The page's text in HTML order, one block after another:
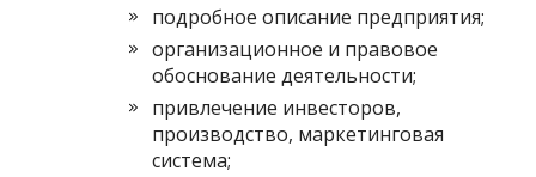
подробное описание предприятия;
организационное и правовое
обоснование деятельности;
привлечение инвесторов,
производство, маркетинговая
система;